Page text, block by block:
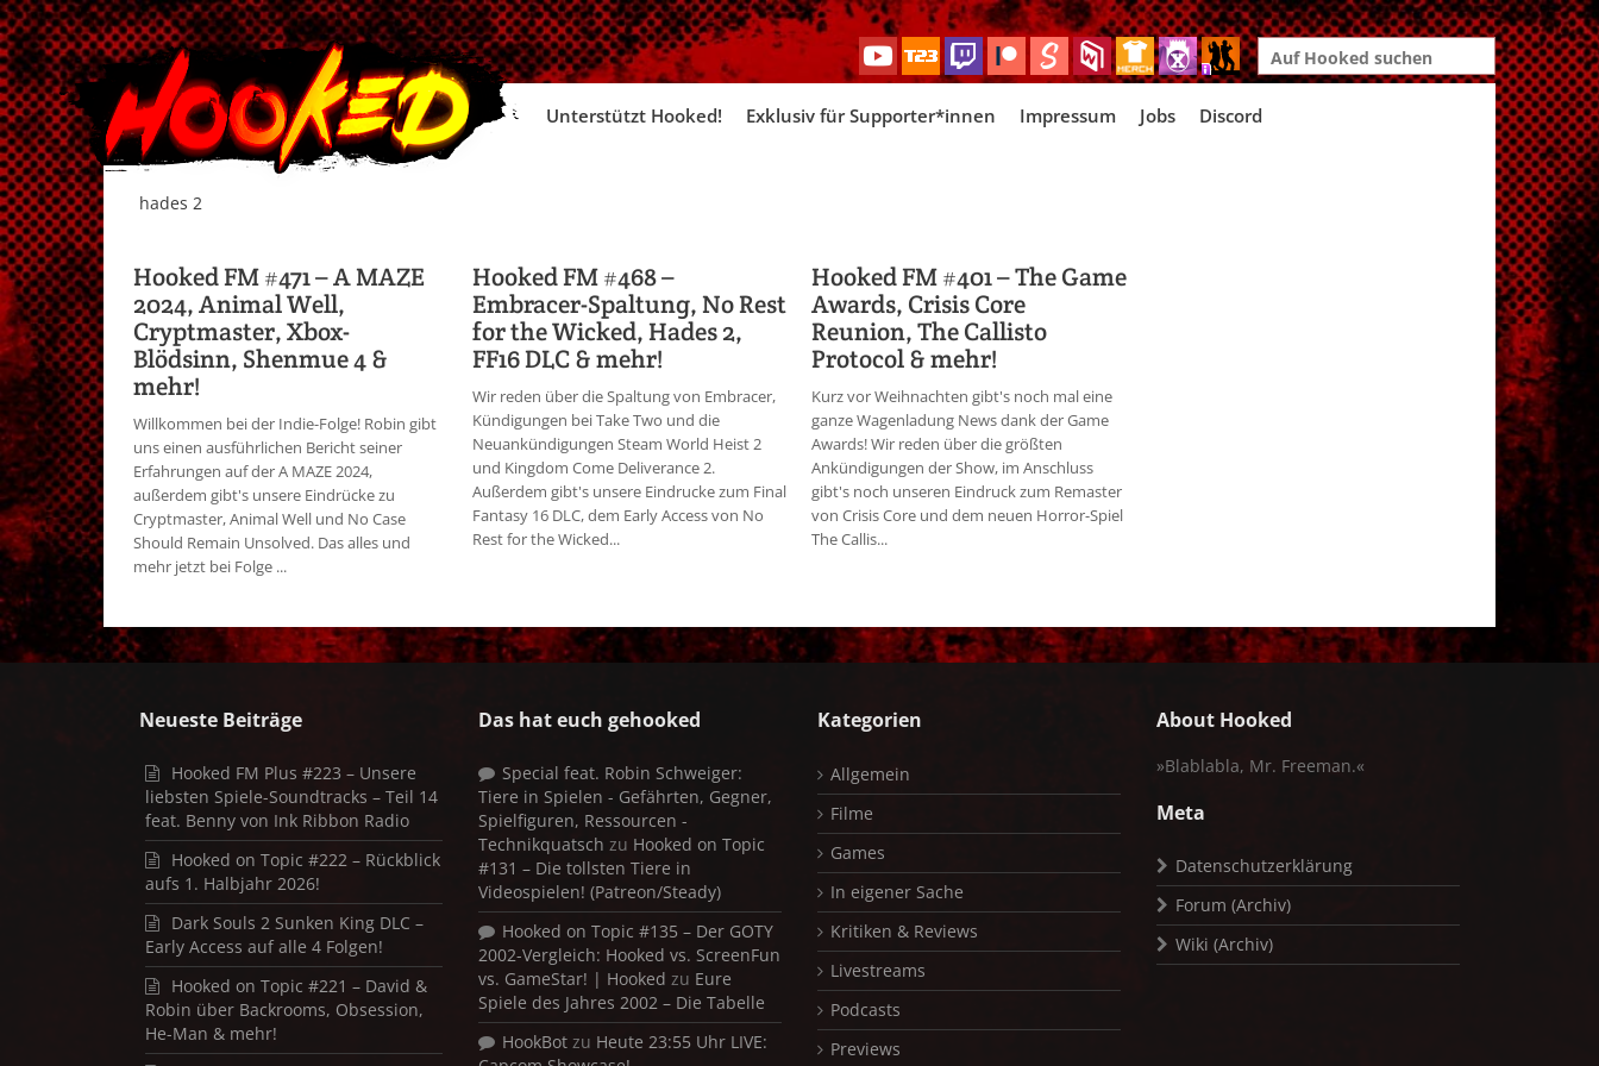
Search
for:
Skip
Unterstützt Hooked! Exklusiv für Supporter*innen Impressum Jobs Discord
hades 2
Hooked FM #471 – A MAZE
2024, Animal Well,
Cryptmaster, Xbox-
Blödsinn, Shenmue 4 &
mehr!
Willkommen bei der Indie-Folge! Robin gibt
uns einen ausführlichen Bericht seiner
Erfahrungen auf der A MAZE 2024,
außerdem gibt's unsere Eindrücke zu
Cryptmaster, Animal Well und No Case
Should Remain Unsolved. Das alles und
mehr jetzt bei Folge ...
Hooked FM #468 –
Embracer-Spaltung, No Rest
for the Wicked, Hades 2,
FF16 DLC & mehr!
Wir reden über die Spaltung von Embracer,
Kündigungen bei Take Two und die
Neuankündigungen Steam World Heist 2
und Kingdom Come Deliverance 2.
Außerdem gibt's unsere Eindrucke zum Final
Fantasy 16 DLC, dem Early Access von No
Rest for the Wicked...
Hooked FM #401 – The Game
Awards, Crisis Core
Reunion, The Callisto
Protocol & mehr!
Kurz vor Weihnachten gibt's noch mal eine
ganze Wagenladung News dank der Game
Awards! Wir reden über die größten
Ankündigungen der Show, im Anschluss
gibt's noch unseren Eindruck zum Remaster
von Crisis Core und dem neuen Horror-Spiel
The Callis...
Neueste Beiträge
Hooked FM Plus #223 – Unsere
liebsten Spiele-Soundtracks – Teil 14
feat. Benny von Ink Ribbon Radio
Hooked on Topic #222 – Rückblick
aufs 1. Halbjahr 2026!
Dark Souls 2 Sunken King DLC –
Early Access auf alle 4 Folgen!
Hooked on Topic #221 – David &
Robin über Backrooms, Obsession,
He-Man & mehr!
Das hat euch gehooked
Special feat. Robin Schweiger:
Tiere in Spielen - Gefährten, Gegner,
Spielfiguren, Ressourcen -
Technikquatsch zu Hooked on Topic
#131 – Die tollsten Tiere in
Videospielen! (Patreon/Steady)
Hooked on Topic #135 – Der GOTY
2002-Vergleich: Hooked vs. ScreenFun
vs. GameStar! | Hooked zu Eure
Spiele des Jahres 2002 – Die Tabelle
HookBot zu Heute 23:55 Uhr LIVE:
Kategorien
Allgemein
Filme
Games
In eigener Sache
Kritiken & Reviews
Livestreams
Podcasts
Previews
About Hooked
»Blablabla, Mr. Freeman.«
Meta
Datenschutzerklärung
Forum (Archiv)
Wiki (Archiv)